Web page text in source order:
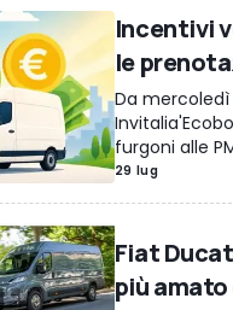
Incentivi
le
Da mercoledì
furgoni alle
29 lug
Fiat
più amato